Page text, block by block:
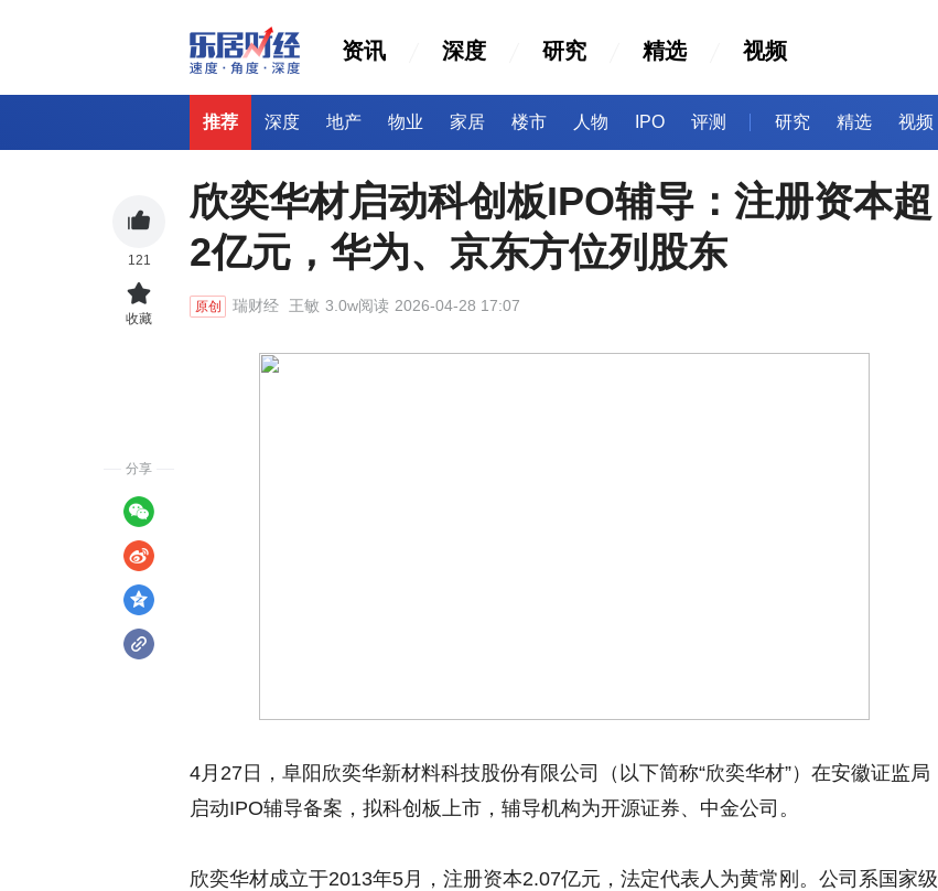
资讯 深度 研究 精选 视频
推荐 深度 地产 物业 家居 楼市 人物 IPO 评测 研究 精选 视频
欣奕华材启动科创板IPO辅导：注册资本超
2亿元，华为、京东方位列股东
原创 瑞财经 王敏 3.0w阅读 2026-04-28 17:07
4月27日，阜阳欣奕华新材料科技股份有限公司（以下简称“欣奕华材”）在安徽证监局
启动IPO辅导备案，拟科创板上市，辅导机构为开源证券、中金公司。
欣奕华材成立于2013年5月，注册资本2.07亿元，法定代表人为黄常刚。公司系国家级
121
收藏
分享